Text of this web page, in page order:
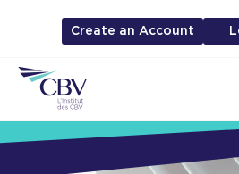
Create an Account